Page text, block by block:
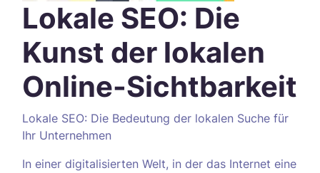
Lokale SEO: Die
Kunst der lokalen
Online-Sichtbarkeit
Lokale SEO: Die Bedeutung der lokalen Suche für
Ihr Unternehmen
In einer digitalisierten Welt, in der das Internet eine